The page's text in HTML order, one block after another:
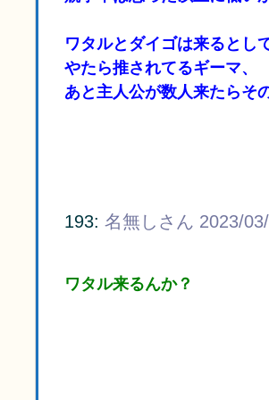
ワタルとダイゴは来るとし
やたら推されてるギーマ、
あと主人公が数人来たらそ
193: 名無しさん 2023/
ワタル来るんか？